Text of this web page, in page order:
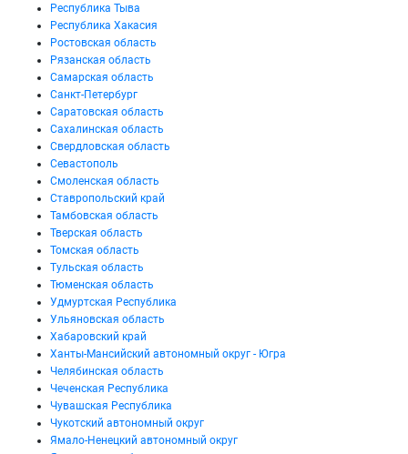
Республика Тыва
Республика Хакасия
Ростовская область
Рязанская область
Самарская область
Санкт-Петербург
Саратовская область
Сахалинская область
Свердловская область
Севастополь
Смоленская область
Ставропольский край
Тамбовская область
Тверская область
Томская область
Тульская область
Тюменская область
Удмуртская Республика
Ульяновская область
Хабаровский край
Ханты-Мансийский автономный округ - Югра
Челябинская область
Чеченская Республика
Чувашская Республика
Чукотский автономный округ
Ямало-Ненецкий автономный округ